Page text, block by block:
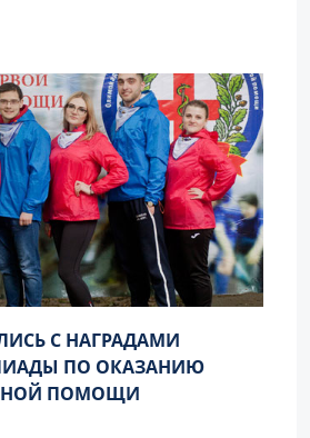
С НАГРАДАМИ
ПО ОКАЗАНИЮ
ПОМОЩИ